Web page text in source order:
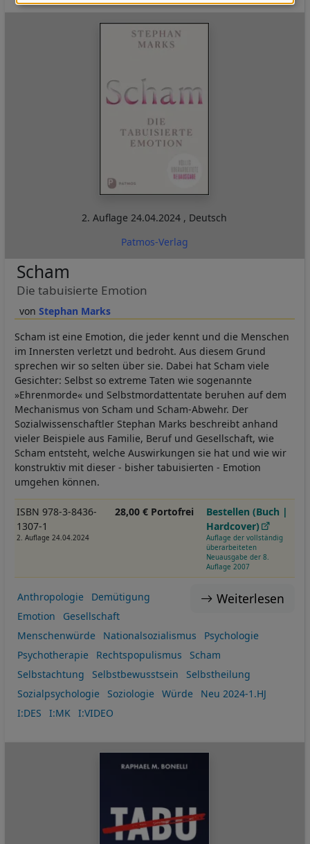
2. Auflage24.04.2024 , Deutsch
Patmos-Verlag
Stephan Marks
Scham
Die tabuisierte Emotion
Scham ist eine Emotion, die jeder kennt und die Menschen
im Innersten verletzt und bedroht. Aus diesem Grund
sprechen wir so selten über sie. Dabei hat Scham viele
Gesichter: Selbst so extreme Taten wie sogenannte
»Ehrenmorde« und Selbstmordattentate beruhen auf dem
Mechanismus von Scham und Scham-Abwehr. Der
Sozialwissenschaftler Stephan Marks beschreibt anhand
vieler Beispiele aus Familie, Beruf und Gesellschaft, wie
Scham entsteht, welche Auswirkungen sie hat und wie wir
konstruktiv mit dieser - bisher tabuisierten - Emotion
umgehen können.
ISBN 978-3-8436-
1307-1
2. Auflage 24.04.2024
28,00 € Portofrei
Bestellen (Buch |
Hardcover)
Auflage der vollständig
überarbeiteten
Neuausgabe der 8.
Auflage 2007
Weiterlesen
Anthropologie
Demütigung
Emotion
Gesellschaft
Menschenwürde
Nationalsozialismus
Psychologie
Psychotherapie
Rechtspopulismus
Scham
Selbstachtung
Selbstbewusstsein
Selbstheilung
Sozialpsychologie
Soziologie Würde
Neu 2024-1.HJ
I:DES
I:MK I:VIDEO